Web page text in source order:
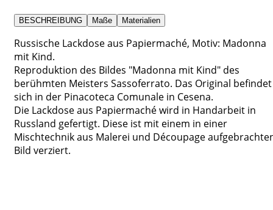
BESCHREIBUNG Maße Materialien
Russische Lackdose aus Papiermaché, Motiv: Madonna
mit Kind.
Reproduktion des Bildes "Madonna mit Kind" des
berühmten Meisters Sassoferrato. Das Original befindet
sich in der Pinacoteca Comunale in Cesena.
Die Lackdose aus Papiermaché wird in Handarbeit in
Russland gefertigt. Diese ist mit einem in einer
Mischtechnik aus Malerei und Découpage
Bild verziert.